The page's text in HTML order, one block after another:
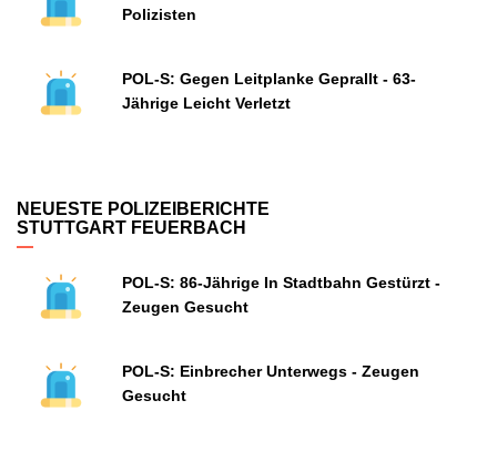
Polizisten
POL-S: Gegen Leitplanke Geprallt - 63-
Jährige Leicht Verletzt
NEUESTE POLIZEIBERICHTE
STUTTGART FEUERBACH
POL-S: 86-Jährige In Stadtbahn Gestürzt -
Zeugen Gesucht
POL-S: Einbrecher Unterwegs - Zeugen
Gesucht